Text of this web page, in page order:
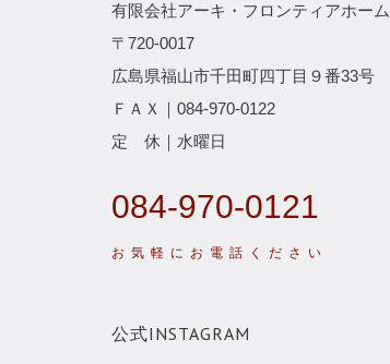
有限会社アーキ・フロンティアホーム
〒720-0017
広島県福山市千田町四丁目９番33号
ＦＡＸ｜084-970-0122
定 休｜水曜日
084-970-0121
公式INSTAGRAM